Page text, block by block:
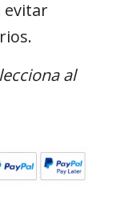
evitar
al